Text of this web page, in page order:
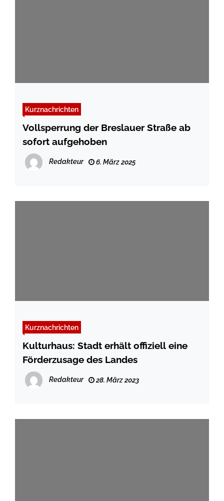
Kurznachrichten
Vollsperrung der Breslauer Straße ab
sofort aufgehoben
Redakteur 6. März 2025
Kurznachrichten
Kulturhaus: Stadt erhält offiziell eine
Förderzusage des Landes
Redakteur 28. März 2023